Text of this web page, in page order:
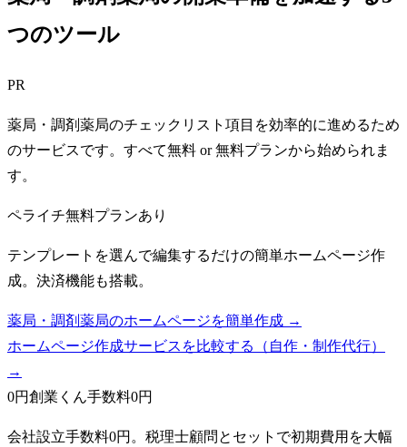
つのツール
PR
薬局・調剤薬局のチェックリスト項目を効率的に進めるため
のサービスです。すべて無料 or 無料プランから始められま
す。
ペライチ無料プランあり
テンプレートを選んで編集するだけの簡単ホームページ作
成。決済機能も搭載。
薬局・調剤薬局のホームページを簡単作成 →
ホームページ作成サービスを比較する（自作・制作代行）
→
0円創業くん手数料0円
会社設立手数料0円。税理士顧問とセットで初期費用を大幅